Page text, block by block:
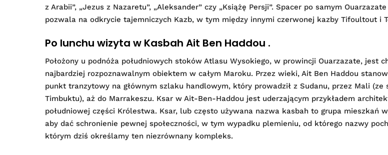
z Arabii”, „Jezus z Nazaretu”, „Aleksander” czy „Książę Persji”. Spacer po samym
pozwala na odkrycie tajemniczych Kazb, w tym między innymi czerwonej kazby Tifoultout i
Po lunchu wizyta w Kasbah Ait Ben Haddou .
Położony u podnóża południowych stoków Atlasu Wysokiego, w prowincji Ouarzazate, jest
najbardziej rozpoznawalnym obiektem w całym Maroku. Przez wieki, Ait Ben Haddou
punkt tranzytowy na głównym szlaku handlowym, który prowadził z Sudanu, przez Mali (ze
Timbuktu), aż do Marrakeszu. Ksar w Ait-Ben-Haddou jest uderzającym przykładem
południowej części Królestwa. Ksar, lub często używana nazwa kasbah to grupa mieszkań
aby dać schronienie pewnej społeczności, w tym wypadku plemieniu, od którego nazwy
którym dziś określamy ten niezrównany kompleks.